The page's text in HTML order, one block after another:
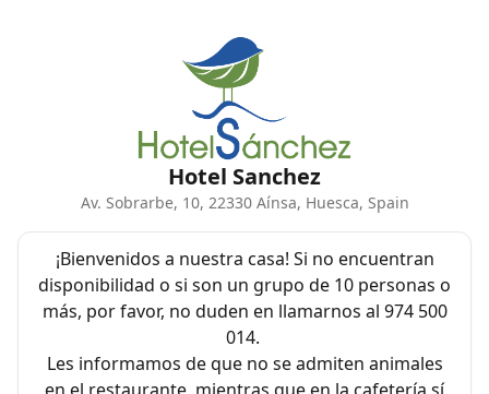
Hotel Sanchez
Av. Sobrarbe, 10, 22330 Aínsa, Huesca, Spain
¡Bienvenidos a nuestra casa! Si no encuentran
disponibilidad o si son un grupo de 10 personas o
más, por favor, no duden en llamarnos al 974 500
014.
Les informamos de que no se admiten animales